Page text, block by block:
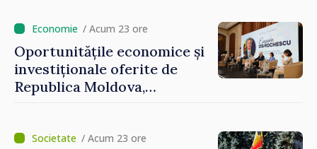
/ Acum 23 ore
Oportunitățile economice și
investiționale oferite de
Republica Moldova,
Forumul Diasporei
/ Acum 23 ore